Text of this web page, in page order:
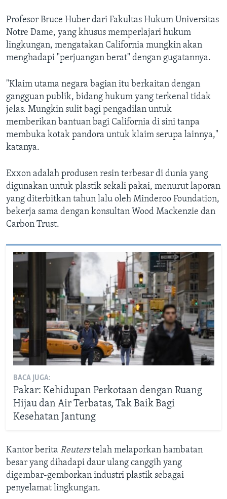
Profesor Bruce Huber dari Fakultas Hukum Universitas
Notre Dame, yang khusus memperlajari hukum
lingkungan, mengatakan California mungkin akan
menghadapi "perjuangan berat" dengan gugatannya.
"Klaim utama negara bagian itu berkaitan dengan
gangguan publik, bidang hukum yang terkenal tidak
jelas. Mungkin sulit bagi pengadilan untuk
memberikan bantuan bagi California di sini tanpa
membuka kotak pandora untuk klaim serupa lainnya,"
katanya.
Exxon adalah produsen resin terbesar di dunia yang
digunakan untuk plastik sekali pakai, menurut laporan
yang diterbitkan tahun lalu oleh Minderoo Foundation,
bekerja sama dengan konsultan Wood Mackenzie dan
Carbon Trust.
BACA JUGA:
Pakar: Kehidupan Perkotaan dengan Ruang
Hijau dan Air Terbatas, Tak Baik Bagi
Kesehatan Jantung
Kantor berita Reuterstelah melaporkan hambatan
besar yang dihadapi daur ulang canggih yang
digembar-gemborkan industri plastik sebagai
penyelamat lingkungan.